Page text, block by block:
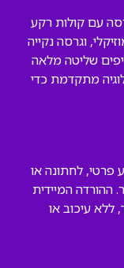
עם קולות רקע
וגרסה נקייה
שליטה מלאה
מתקדמת כדי
פרטי, לחתונה או
ההורדה המיידית
עיכוב או